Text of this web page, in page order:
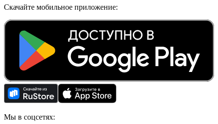
Скачайте мобильное приложение:
Мы в соцсетях: